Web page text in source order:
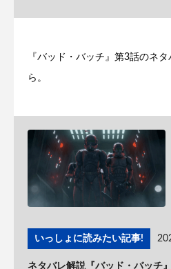
『バッド・バッチ』第3話のネ
ら。
いっしょに読みたい記事!
ネタバレ解説『バッド・バッチ